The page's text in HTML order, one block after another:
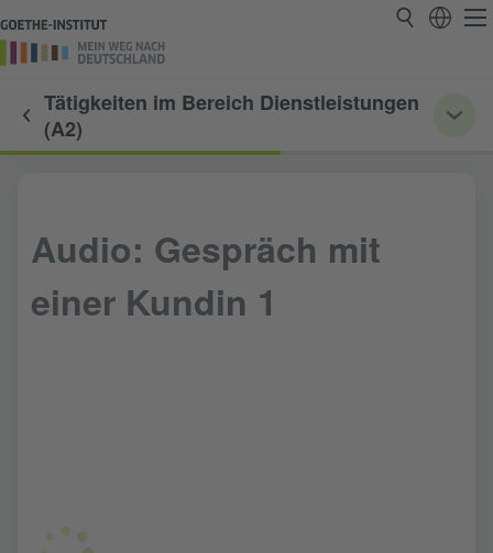
Tätigkeiten im Bereich Dienstleistungen
(A2)
Audio: Gespräch mit
einer Kundin 1